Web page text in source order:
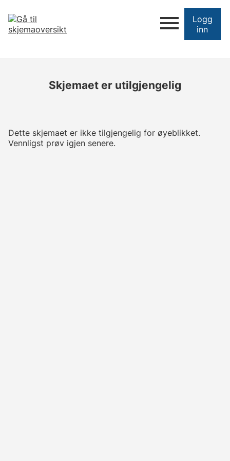
Logg
inn
Skjemaet er utilgjengelig
Dette skjemaet er ikke tilgjengelig for øyeblikket.
Vennligst prøv igjen senere.